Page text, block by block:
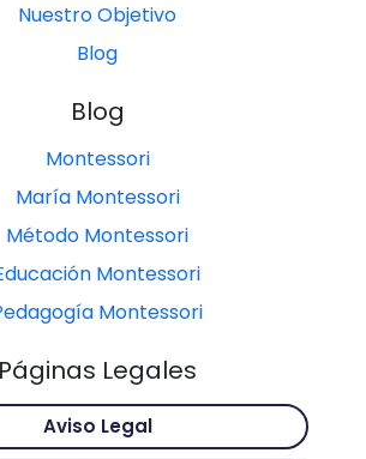
Nuestro Objetivo
Blog
Blog
Montessori
María Montessori
Método Montessori
Montessori
Montessori
Páginas Legales
Aviso Legal